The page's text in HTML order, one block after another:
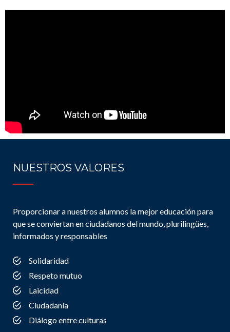
NUESTROS VALORES
Proporcionar a nuestros alumnos la mejor educación para
que se conviertan en ciudadanos del mundo, plurilingües,
informados y responsables
Solidaridad
Respeto mutuo
Laicidad
Ciudadanía
Diálogo entre culturas